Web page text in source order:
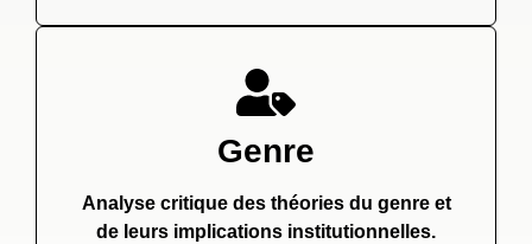
Genre
Analyse critique des théories du genre et
de leurs implications institutionnelles.